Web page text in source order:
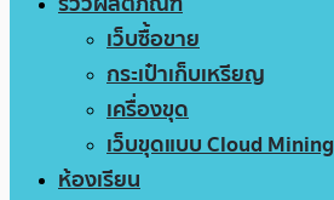
เว็บซื้อขาย
กระเป๋าเก็บเหรียญ
เครื่องขุด
เว็บขุดแบบ Cloud Mining
ห้องเรียน